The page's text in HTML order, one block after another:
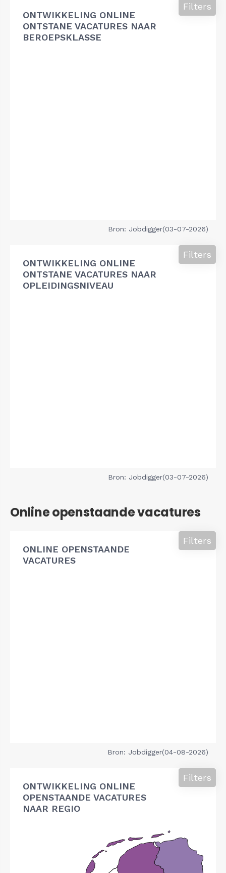
ONTWIKKELING ONLINE
ONTSTANE VACATURES NAAR
BEROEPSKLASSE
Filters
Bron: Jobdigger(03-07-2026)
ONTWIKKELING ONLINE
ONTSTANE VACATURES NAAR
OPLEIDINGSNIVEAU
Filters
Bron: Jobdigger(03-07-2026)
Online openstaande vacatures
ONLINE OPENSTAANDE
VACATURES
Filters
Bron: Jobdigger(04-08-2026)
ONTWIKKELING ONLINE
OPENSTAANDE VACATURES
NAAR REGIO
Filters